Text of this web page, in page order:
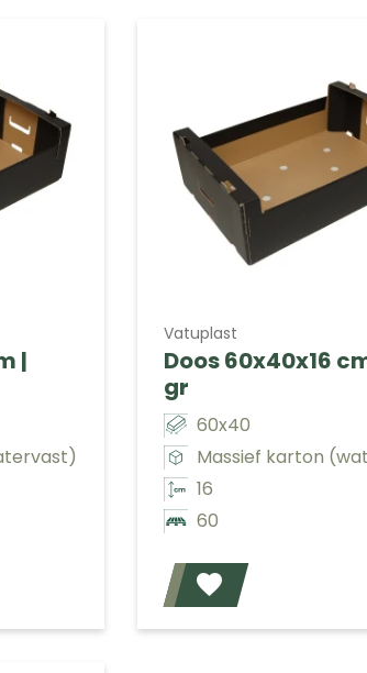
|
Vatuplast
Doos 60x40x16
gr
60x40
Massief karton
16
60